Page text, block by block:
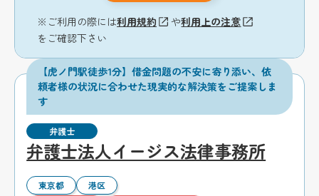
※ご利用の際には利用規約 や利用上の注意
をご確認下さい
【虎ノ門駅徒歩1分】借金問題の不安に寄り添い、依
頼者様の状況に合わせた現実的な解決策をご提案しま
す
弁護士
弁護士法人イージス法律事務所
東京都 港区